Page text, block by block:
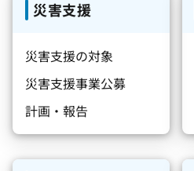
災害支援
災害支援の対象
災害支援事業公募
計画・報告